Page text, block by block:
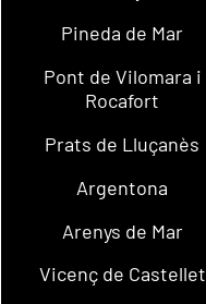
Pineda de Mar
Pont de Vilomara i
Rocafort
Prats de Lluçanès
Argentona
Arenys de Mar
Vicenç de Castellet